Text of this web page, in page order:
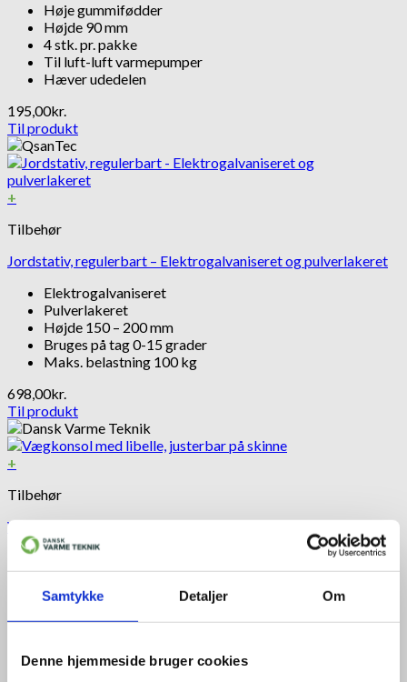
Samtykke Detaljer Om
Denne hjemmeside bruger cookies
Høje gummifødder
Højde 90 mm
4 stk. pr. pakke
Til luft-luft varmepumper
Hæver udedelen
195,00kr.
Til produkt
+
Tilbehør
Jordstativ, regulerbart – Elektrogalvaniseret og pulverlakeret
Elektrogalvaniseret
Pulverlakeret
Højde 150 – 200 mm
Bruges på tag 0-15 grader
Maks. belastning 100 kg
698,00kr.
Til produkt
+
Tilbehør
Vægkonsol med libelle, justerbar på skinne
Maks. belastning 100 kg
Elektrogalvaniseret
Pulverlakeret
Med libelle for nem installation
545,00kr.